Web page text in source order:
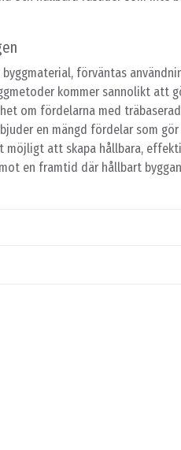
förväntas
kommer sannolikt att
om fördelarna med
en mängd fördelar som
att skapa hållbara,
en framtid där hållbart